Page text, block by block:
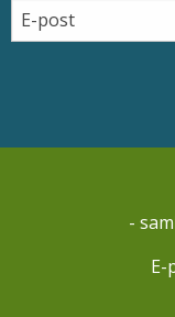
Email
-
E-